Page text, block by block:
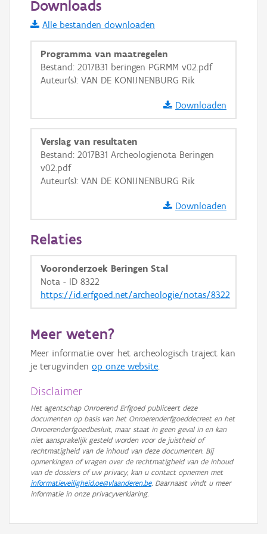
Informatie Vlaanderen
i
+ −
Basis Lagen
Ortho
GRB-Basiskaart
GRB-Basiskaart in grijswaarden
Downloads
Alle bestanden downloaden
Programma van maatregelen
Bestand: 2017B31 beringen PGRMM v02.pdf
Auteur(s): VAN DE KONIJNENBURG Rik
Downloaden
Verslag van resultaten
Bestand: 2017B31 Archeologienota Beringen
v02.pdf
Auteur(s): VAN DE KONIJNENBURG Rik
Downloaden
Relaties
Vooronderzoek Beringen Stal
Nota - ID 8322
https://id.erfgoed.net/archeologie/notas/8322
Meer weten?
Meer informatie over het archeologisch traject kan
je terugvinden op onze website.
Disclaimer
Het agentschap Onroerend Erfgoed publiceert deze
documenten op basis van het Onroerenderfgoeddecreet en het
Onroerenderfgoedbesluit, maar staat in geen geval in en kan
niet aansprakelijk gesteld worden voor de juistheid of
rechtmatigheid van de inhoud van deze documenten. Bij
opmerkingen of vragen over de rechtmatigheid van de inhoud
van de dossiers of uw privacy, kan u contact opnemen met
informatieveiligheid.oe@vlaanderen.be. Daarnaast vindt u meer
informatie in onze privacyverklaring.